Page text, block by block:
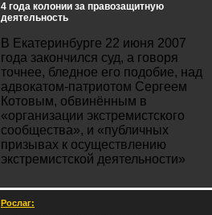
4 года колонии за правозащитную
деятельность
В Екатеринбурге 22 июня 2007
года закончился суд, а говоря
точнее, бледное его подобие, над
адвокатом-патриотом Сергеем
Котовым, обвинённым в
«организации экстремистского
сообщества», и «публичных
призывах к осуществлению
экстремистской деятельности»
Рослаг: